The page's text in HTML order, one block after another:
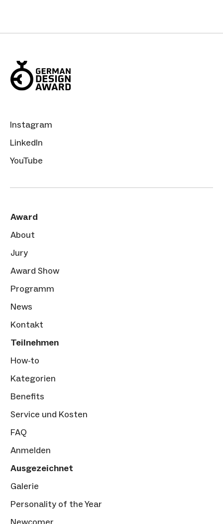
Instagram
LinkedIn
YouTube
Award
About
Jury
Award Show
Programm
News
Kontakt
Teilnehmen
How-to
Kategorien
Benefits
Service und Kosten
FAQ
Anmelden
Ausgezeichnet
Galerie
Personality of the Year